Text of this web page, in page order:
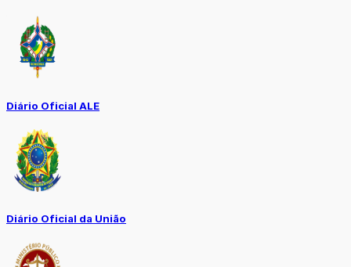
Diário Oficial ALE
Diário Oficial da União